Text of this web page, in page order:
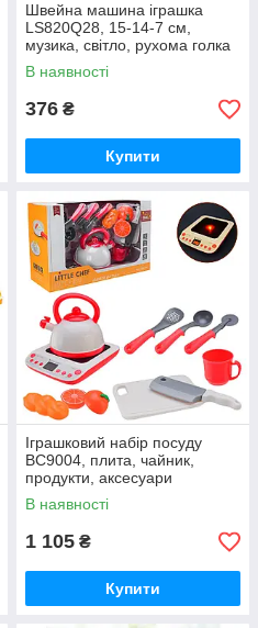
Швейна машина іграшка
LS820Q28, 15-14-7 см,
музика, світло, рухома голка
В наявності
376 ₴
Купити
Іграшковий набір посуду
BC9004, плита, чайник,
продукти, аксесуари
В наявності
1 105 ₴
Купити